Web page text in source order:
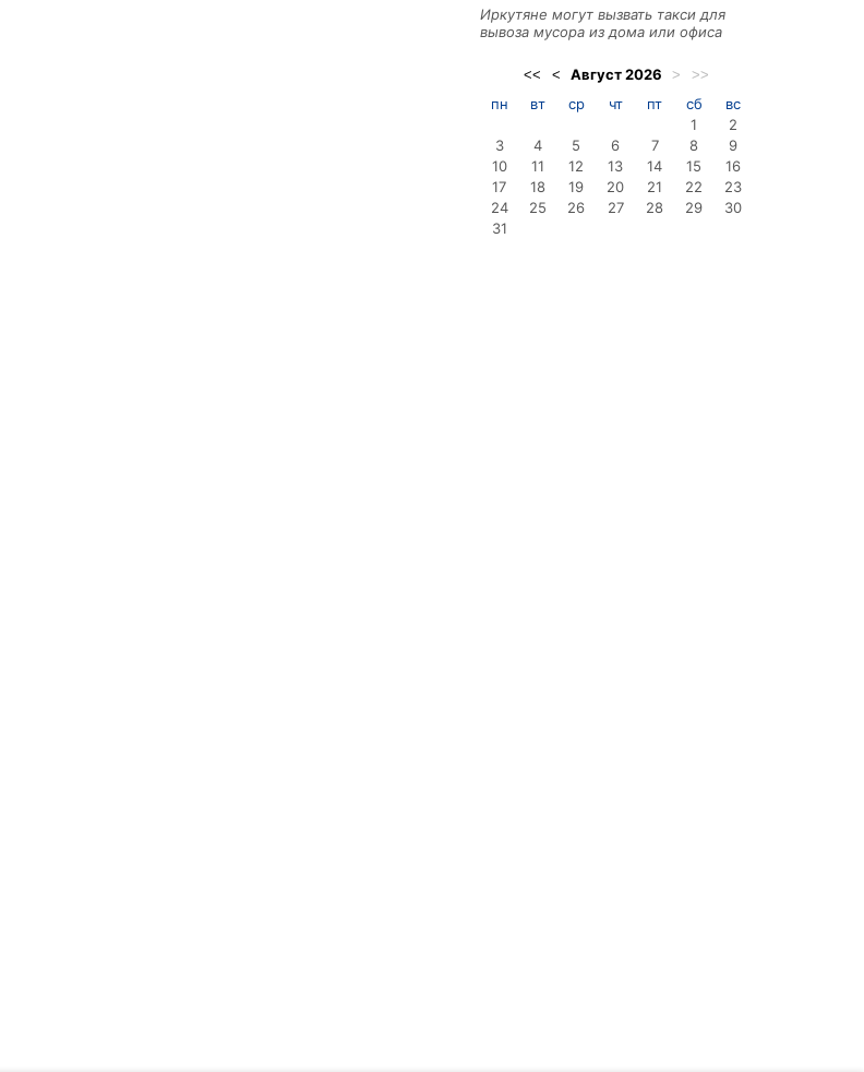
Иркутяне могут вызвать такси для
вывоза мусора из дома или офиса
<< < Август2026 > >>
пн вт ср чт пт сб
вс
1
2
3
4 5 6 7 8
9
10
11 12 13 14 15
16
17
18 19 20 21 22
23
24
25 26 27 28 29
30
31